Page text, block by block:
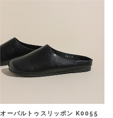
オーバルトゥスリッポン K0055